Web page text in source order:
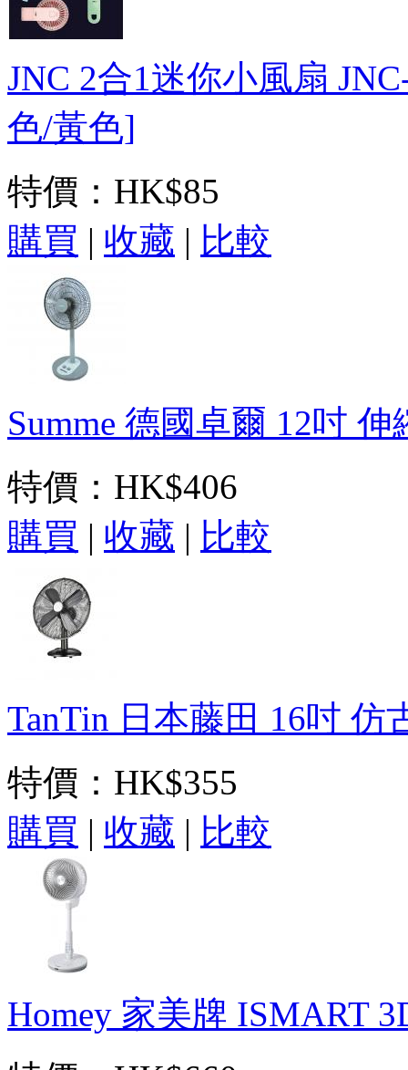
JNC 2合1迷你小風扇
色/黃色]
特價： HK$85
購買 | 收藏 | 比較
Summe 德國卓爾 12吋
特價： HK$406
購買 | 收藏 | 比較
TanTin 日本藤田 16吋 仿
特價： HK$355
購買 | 收藏 | 比較
Homey 家美牌 ISMART